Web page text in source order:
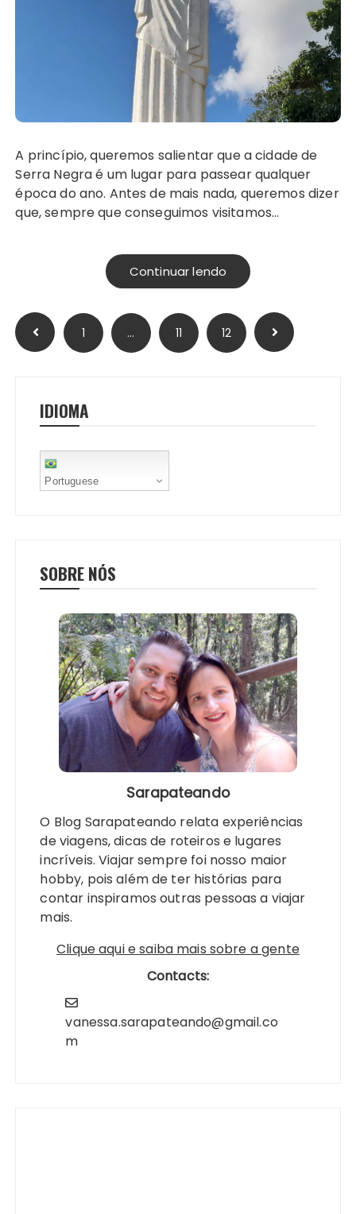
A princípio, queremos salientar que a cidade de
Serra Negra é um lugar para passear qualquer
época do ano. Antes de mais nada, queremos dizer
que, sempre que conseguimos visitamos…
Continuar lendo
Paginação
de 1 … 11 12
IDIOMA
Portuguese
SOBRE NÓS
Sarapateando
O Blog Sarapateando relata experiências
de viagens, dicas de roteiros e lugares
incríveis. Viajar sempre foi nosso maior
hobby, pois além de ter histórias para
contar inspiramos outras pessoas a viajar
mais.
Clique aqui e saiba mais sobre a gente
Contacts:
vanessa.sarapateando@gmail.co
m